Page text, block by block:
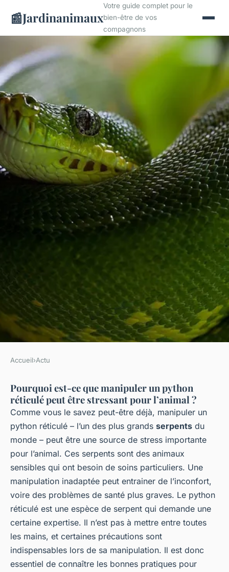
📰Jardinanimaux
Votre guide complet pour le
bien-être de vos
compagnons
Quelles stratégies adopter
pour réduire le stress chez un
python réticulé lors de
manipulations ?
Léna•26 février 2024•5 min de lecture
Accueil›Actu
Pourquoi est-ce que manipuler un python
réticulé peut être stressant pour l’animal ?
Comme vous le savez peut-être déjà, manipuler un
python réticulé – l’un des plus grands serpents du
monde – peut être une source de stress importante
pour l’animal. Ces serpents sont des animaux
sensibles qui ont besoin de soins particuliers. Une
manipulation inadaptée peut entrainer de l’inconfort,
voire des problèmes de santé plus graves. Le python
réticulé est une espèce de serpent qui demande une
certaine expertise. Il n’est pas à mettre entre toutes
les mains, et certaines précautions sont
indispensables lors de sa manipulation. Il est donc
essentiel de connaître les bonnes pratiques pour